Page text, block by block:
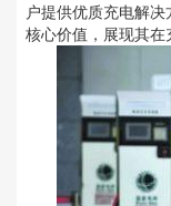
户提供优质充电解
核心价值，展现其在